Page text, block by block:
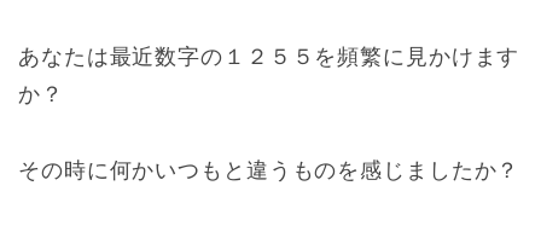
あなたは最近数字の１２５５を頻繁に見かけます
か？
その時に何かいつもと違うものを感じましたか？